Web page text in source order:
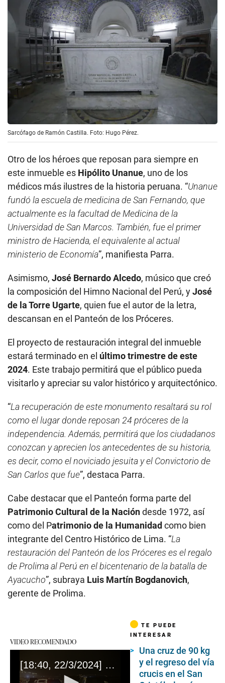
Sarcófago de Ramón Castilla. Foto: Hugo Pérez.
Otro de los héroes que reposan para siempre en
este inmueble es Hipólito Unanue, uno de los
médicos más ilustres de la historia peruana. “Unanue
fundó la escuela de medicina de San Fernando, que
actualmente es la facultad de Medicina de la
Universidad de San Marcos. También, fue el primer
ministro de Hacienda, el equivalente al actual
ministerio de Economía”, manifiesta Parra.
Asimismo, José Bernardo Alcedo, músico que creó
la composición del Himno Nacional del Perú, yJosé
de la Torre Ugarte, quien fue el autor de la letra,
descansan en el Panteón de los Próceres.
El proyecto de restauración integral del inmueble
estará terminado en el último trimestre de este
2024. Este trabajo permitirá que el público pueda
visitarlo y apreciar su valor histórico y arquitectónico.
“La recuperación de este monumento resaltará su rol
como el lugar donde reposan 24 próceres de la
independencia. Además, permitirá que los ciudadanos
conozcan y aprecien los antecedentes de su historia,
es decir, como el noviciado jesuita y el Convictorio de
San Carlos que fue”, destaca Parra.
Cabe destacar que el Panteón forma parte del
Patrimonio Cultural de la Nacióndesde 1972, así
como del Patrimonio de la Humanidad como bien
integrante del Centro Histórico de Lima. “La
restauración del Panteón de los Próceres es el regalo
de Prolima al Perú en el bicentenario de la batalla de
Ayacucho”, subraya Luis Martín Bogdanovich,
gerente de Prolima.
VIDEO RECOMENDADO
[18:40, 22/3/2024] Monica: sale [20:14, 22/3/2024] Juan Pablo León: Piques ilegales toman control de la Costa Verde cada jueves
TE PUEDE
INTERESAR
Una cruz de 90 kg
y el regreso del vía
crucis en el San